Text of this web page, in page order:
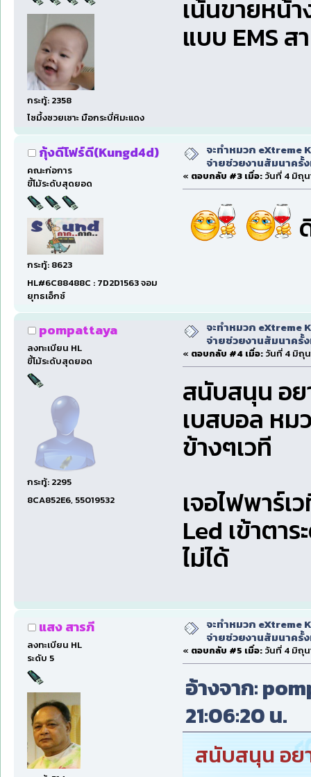
กระทู้: 2358
ไซมึ้งซวยเซาะ มือกระบี่หิมะแดง
เน้นขายหน้
แบบ EMS ส
กุ้งดีโฟร์ดี(Kungd4d)
คณะก่อการ
ขี้โม้ระดับสุดยอด
กระทู้: 8623
HL#6C88488C : 7D2D1563 จอม
ยุทธเอ็กซ์
จะทำหมวก eXtreme
จ่ายช่วยงานสัมนาครั้
« ตอบกลับ #3 เมื่อ: วันที่ 4 มิถุน
pompattaya
ลงทะเบียน HL
ขี้โม้ระดับสุดยอด
กระทู้: 2295
8CA852E6, 55019532
จะทำหมวก eXtreme
จ่ายช่วยงานสัมนาครั้
« ตอบกลับ #4 เมื่อ: วันที่ 4 มิถุน
สนับสนุน อ
เบสบอล หม
ข้างๆเวที
เจอไฟพาร์
Led เข้าตา
ไม่ได้
แสง สารภี
ลงทะเบียน HL
ระดับ 5
จะทำหมวก eXtreme
จ่ายช่วยงานสัมนาครั้
« ตอบกลับ #5 เมื่อ: วันที่ 4 มิถุน
อ้างจาก:
21:06:20 น.
สนับสนุน อย